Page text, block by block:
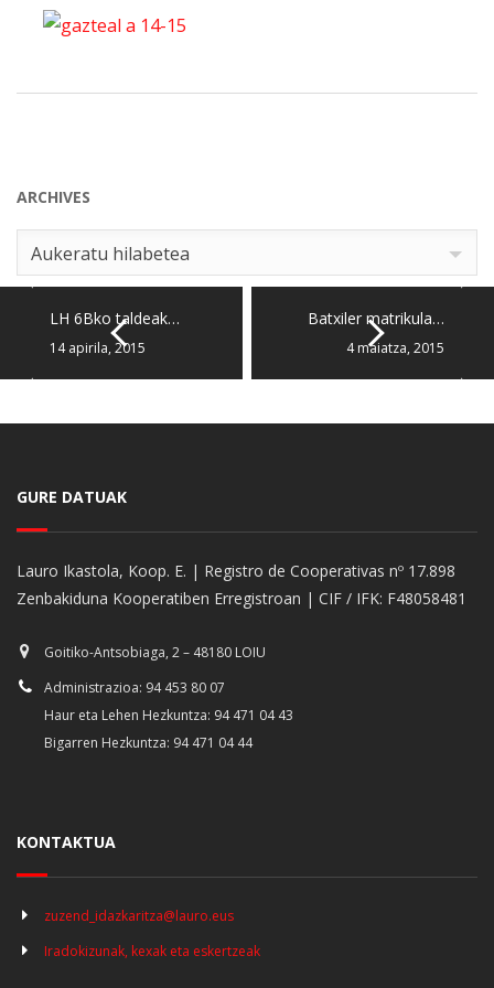
ARCHIVES
Archives
Aukeratu hilabetea
LH 6Bko taldeak…
14 apirila, 2015
Batxiler matrikula…
4 maiatza, 2015
GURE DATUAK
Lauro Ikastola, Koop. E. | Registro de Cooperativas nº 17.898
Zenbakiduna Kooperatiben Erregistroan | CIF / IFK: F48058481
Goitiko-Antsobiaga, 2 – 48180 LOIU
Administrazioa: 94 453 80 07
Haur eta Lehen Hezkuntza: 94 471 04 43
Bigarren Hezkuntza: 94 471 04 44
KONTAKTUA
zuzend_idazkaritza@lauro.eus
Iradokizunak, kexak eta eskertzeak